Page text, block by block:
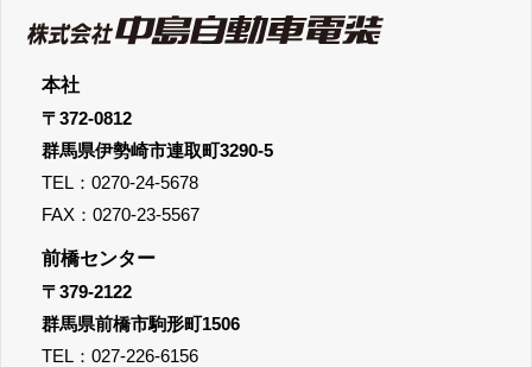
本社
〒372-0812
群馬県伊勢崎市連取町3290-5
TEL：0270-24-5678
FAX：0270-23-5567
前橋センター
〒379-2122
群馬県前橋市駒形町1506
TEL：027-226-6156